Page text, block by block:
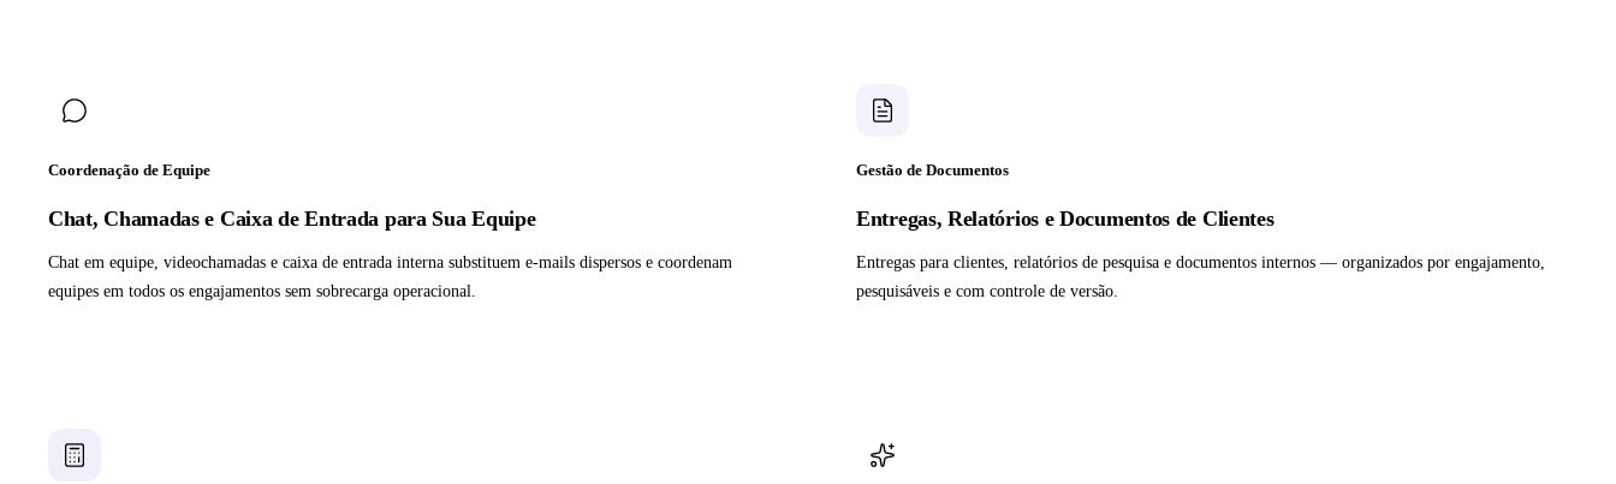
Coordenação de Equipe
Chat, Chamadas e Caixa de Entrada para Sua Equipe
Chat em equipe, videochamadas e caixa de entrada interna substituem e-mails dispersos e coordenam
equipes em todos os engajamentos sem sobrecarga operacional.
Gestão de Documentos
Entregas, Relatórios e Documentos de Clientes
Entregas para clientes, relatórios de pesquisa e documentos internos — organizados por engajamento,
pesquisáveis e com controle de versão.